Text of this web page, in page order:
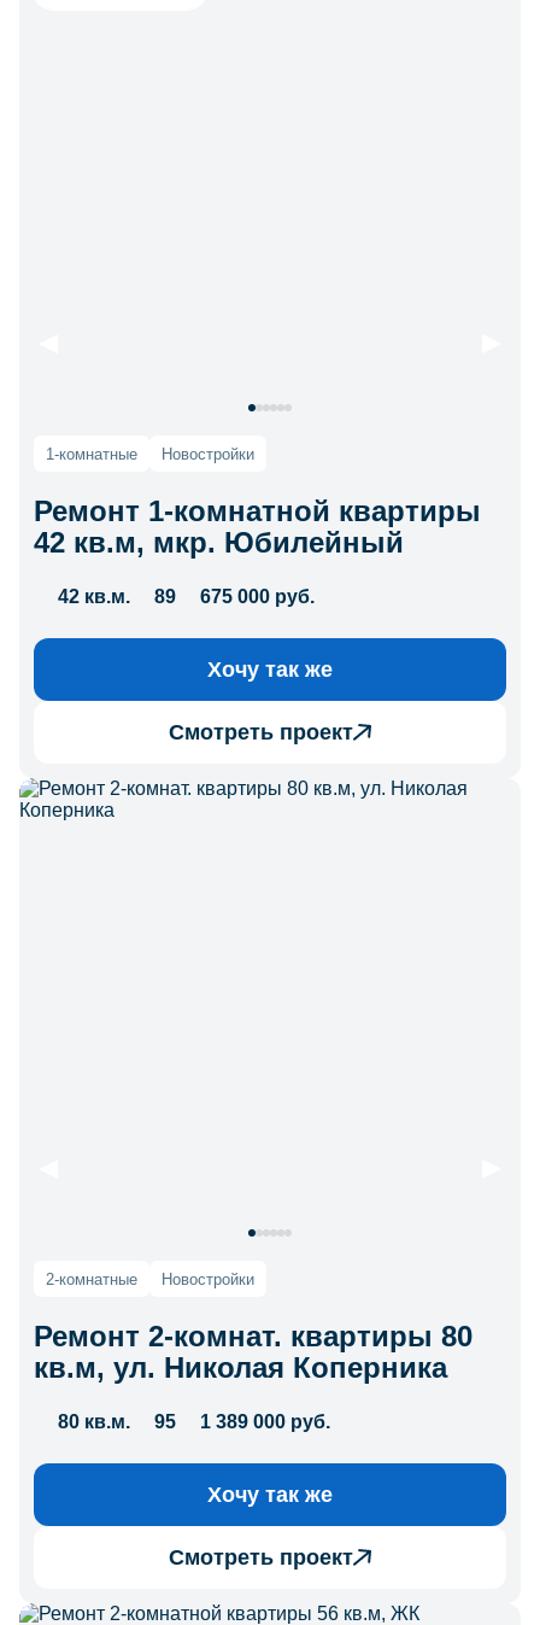
1-комнатные Новостройки
Ремонт 1-комнатной квартиры
42 кв.м, мкр. Юбилейный
42 кв.м. 89 675 000 руб.
Хочу так же
Смотреть проект
2-комнатные Новостройки
Ремонт 2-комнат. квартиры 80
кв.м, ул. Николая Коперника
80 кв.м. 95 1 389 000 руб.
Хочу так же
Смотреть проект